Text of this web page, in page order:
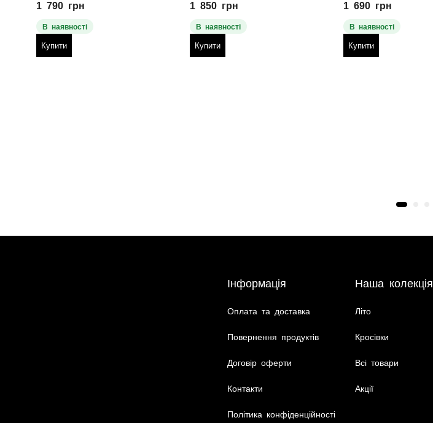
1 790 грн
В наявності
Купити
1 850 грн
В наявності
Купити
1 690 грн
В наявності
Купити
Інформація
Оплата та доставка
Повернення продуктів
Договір оферти
Контакти
Політика конфіденційності
Наша колекція
Літо
Кросівки
Всі товари
Акції